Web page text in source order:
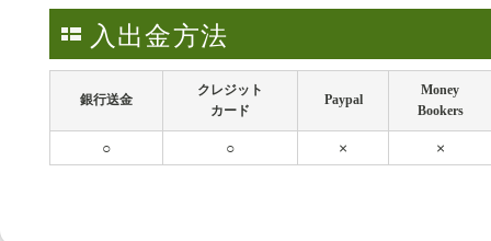
入出金方法
銀行送金
クレジット
カード
Paypal
Money
Bookers
○ ○ × ×